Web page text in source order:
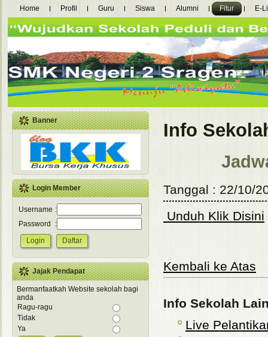
Home Profil Guru Siswa Alumni Fitur E-
Banner
Login Member
Username :
Password
:
Jajak Pendapat
Bermanfaatkah Website sekolah bagi
anda
Ragu-ragu
Tidak
Ya
Info
Tanggal : 22/10/
Unduh Klik Disini
Kembali ke Atas
Info Sekolah
Live